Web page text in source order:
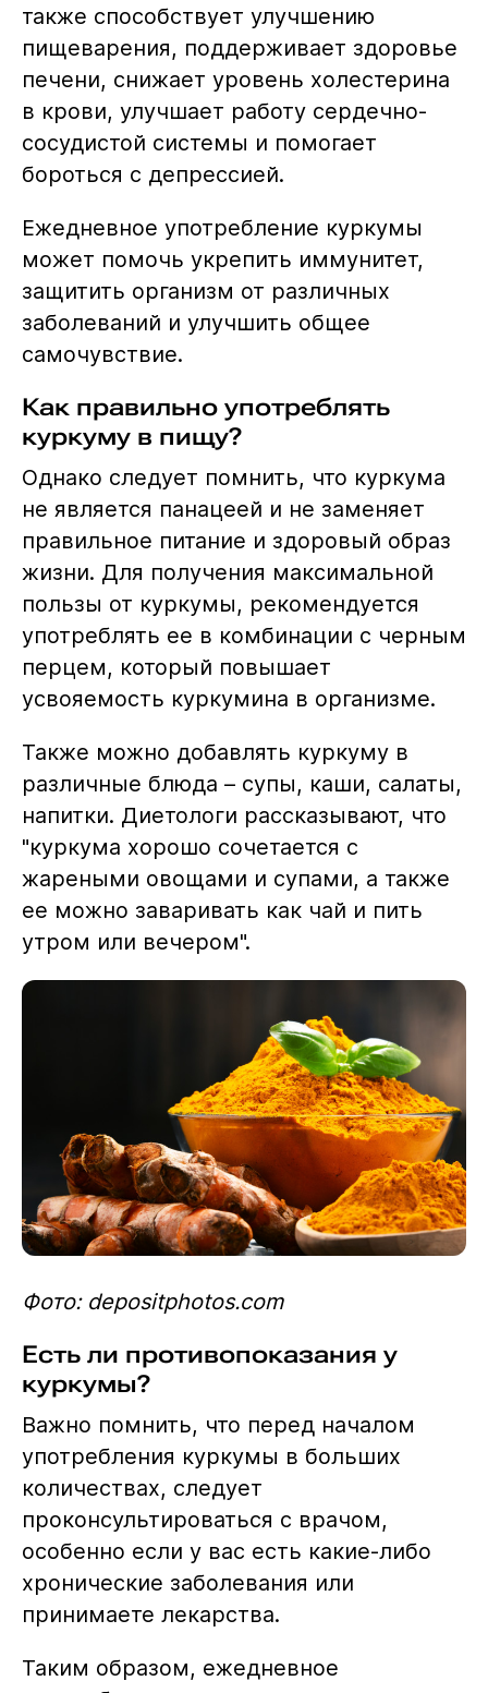
также способствует улучшению
пищеварения, поддерживает здоровье
печени, снижает уровень холестерина
в крови, улучшает работу сердечно-
сосудистой системы и помогает
бороться с депрессией.
Ежедневное употребление куркумы
может помочь укрепить иммунитет,
защитить организм от различных
заболеваний и улучшить общее
самочувствие.
Как правильно употреблять
куркуму в пищу?
Однако следует помнить, что куркума
не является панацеей и не заменяет
правильное питание и здоровый образ
жизни. Для получения максимальной
пользы от куркумы, рекомендуется
употреблять ее в комбинации с черным
перцем, который повышает
усвояемость куркумина в организме.
Также можно добавлять куркуму в
различные блюда – супы, каши, салаты,
напитки. Диетологи рассказывают, что
"куркума хорошо сочетается с
жареными овощами и супами, а также
ее можно заваривать как чай и пить
утром или вечером".
Фото: depositphotos.com
Есть ли противопоказания у
куркумы?
Важно помнить, что перед началом
употребления куркумы в больших
количествах, следует
проконсультироваться с врачом,
особенно если у вас есть какие-либо
хронические заболевания или
принимаете лекарства.
Таким образом, ежедневное